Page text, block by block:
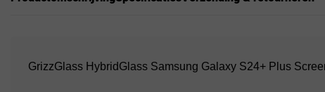
GrizzGlass HybridGlass Samsung Galaxy S24+ Plus